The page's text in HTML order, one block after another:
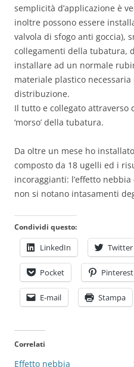
semplicità d’applicazione è
inoltre possono essere
valvola di sfogo anti goccia),
collegamenti della tubatura,
installare ad un normale
materiale plastico
distribuzione.
Il tutto e collegato attraverso
‘morso’ della tubatura.
Da oltre un mese ho
composto da 18 ugelli ed i
incoraggianti: l’effetto
non si notano intasamenti
Condividi questo:
LinkedIn Twitter
Pocket Pinterest
E-mail Stampa
Correlati
Effetto nebbia